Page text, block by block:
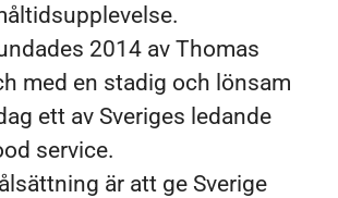
2014 av Thomas
med en stadig och lönsam
ett av Sveriges ledande
service.
är att ge Sverige